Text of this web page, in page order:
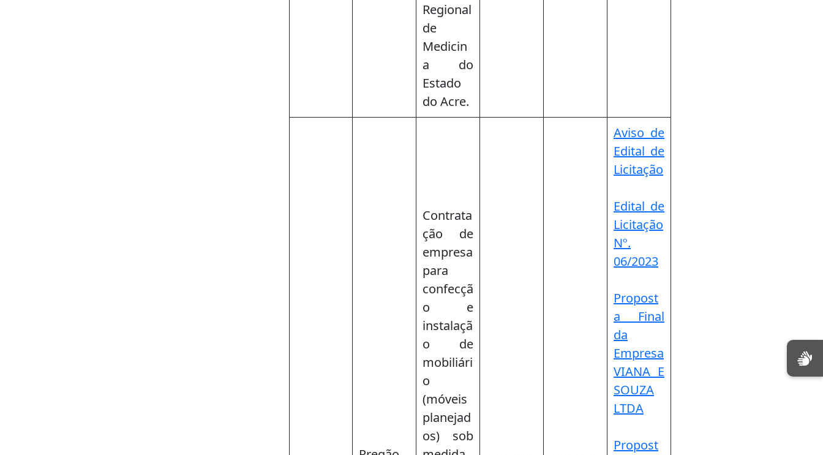
Regional
de
Medicin
a do
Estado
do Acre.
Contrata
ção de
empresa
para
confecçã
o e
instalaçã
o de
mobiliári
o
(móveis
planejad
os) sob
Aviso de
Edital de
Licitação
Edital de
Licitação
Nº.
06/2023
Propost
a Final
da
Empresa
VIANA E
SOUZA
LTDA
Propost